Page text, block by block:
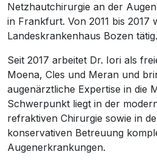
Netzhautchirurgie an der
in Frankfurt. Von 2011 bis 2017
Landeskrankenhaus Bozen tätig.
Seit 2017 arbeitet Dr. Iori als
Moena, Cles und Meran und
augenärztliche Expertise in die
Schwerpunkt liegt in der
refraktiven Chirurgie sowie in
konservativen Betreuung
Augenerkrankungen.